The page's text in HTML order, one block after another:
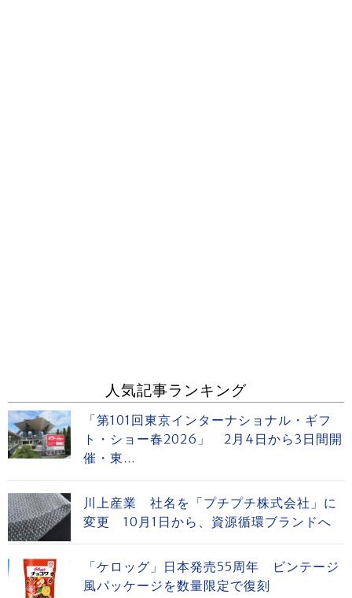
人気記事ランキング
「第101回東京インターナショナル・ギフ
ト・ショー春2026」 2月4日から3日間開
催・東...
川上産業 社名を「プチプチ株式会社」に
変更 10月1日から、資源循環ブランドへ
「ケロッグ」日本発売55周年 ビンテージ
風パッケージを数量限定で復刻